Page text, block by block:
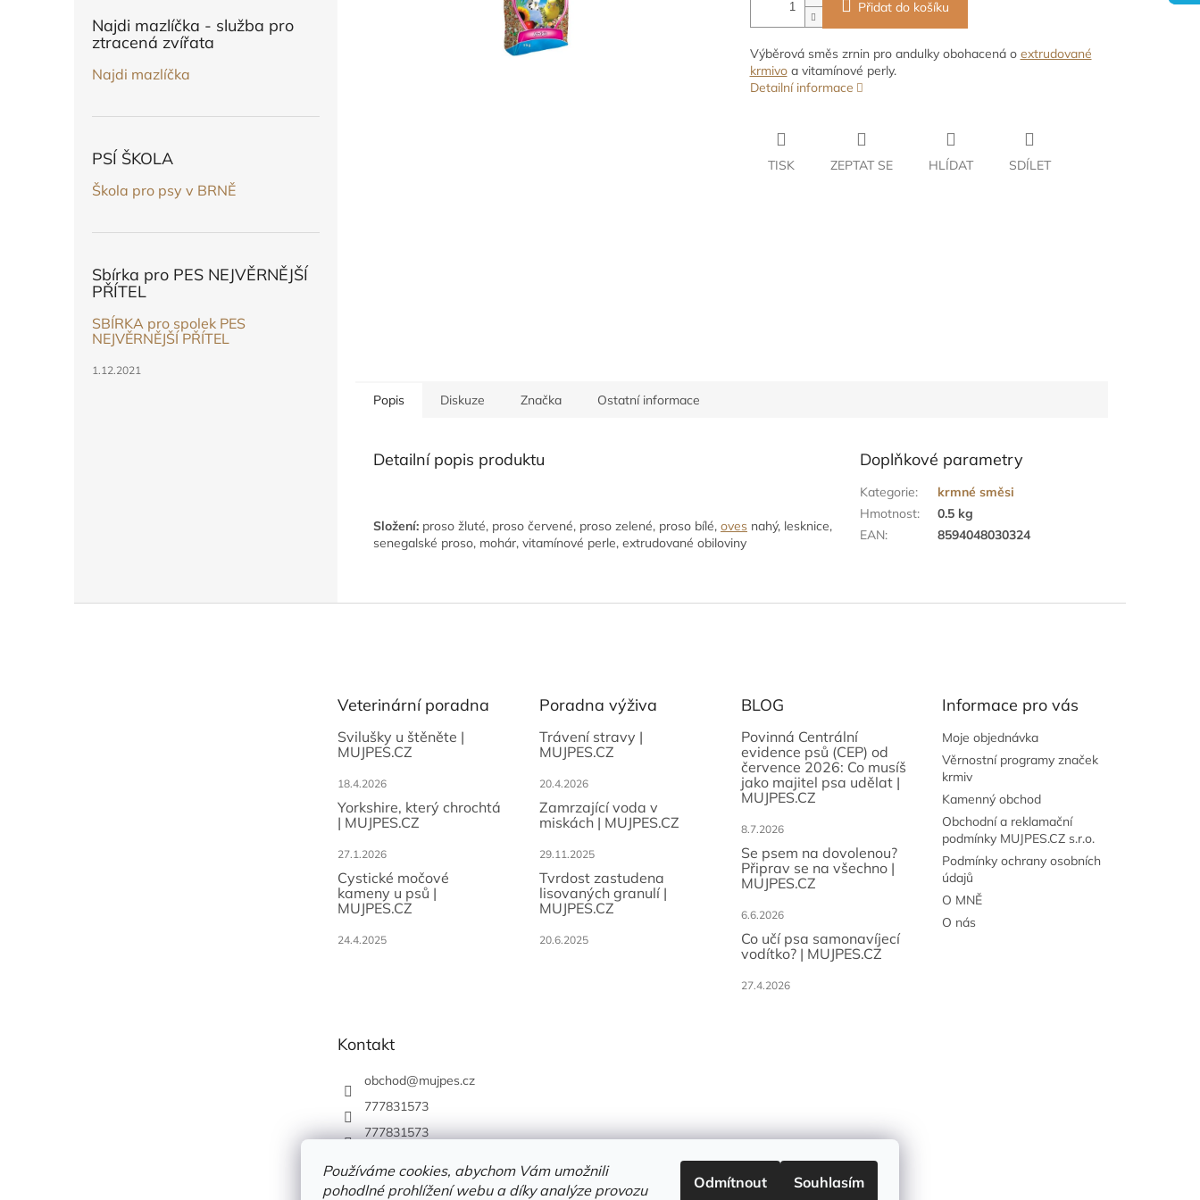
Používáme cookies, abychom Vám umožnili
pohodlné prohlížení webu a díky analýze provozu
Odmítnout Souhlasím
Najdi mazlíčka - služba pro
ztracená zvířata
Najdi mazlíčka
PSÍ ŠKOLA
Škola pro psy v BRNĚ
Sbírka pro PES NEJVĚRNĚJŠÍ
PŘÍTEL
SBÍRKA pro spolek PES
NEJVĚRNĚJŠÍ PŘÍTEL
1.12.2021
Přidat do košíku
Výběrová směs zrnin pro andulky obohacená o extrudované
krmivoa vitamínové perly.
Detailní informace
TISK ZEPTAT SE HLÍDAT SDÍLET
Popis Diskuze Značka Ostatní informace
Detailní popis produktu
Složení: proso žluté, proso červené, proso zelené, proso bílé, oves nahý, lesknice,
senegalské proso, mohár, vitamínové perle, extrudované obiloviny
Doplňkové parametry
Kategorie:
krmné směsi
Hmotnost:
0.5 kg
EAN: 8594048030324
Veterinární poradna
Svilušky u štěněte |
MUJPES.CZ
18.4.2026
Yorkshire, který chrochtá
| MUJPES.CZ
27.1.2026
Cystické močové
kameny u psů |
MUJPES.CZ
24.4.2025
Poradna výživa
Trávení stravy |
MUJPES.CZ
20.4.2026
Zamrzající voda v
miskách | MUJPES.CZ
29.11.2025
Tvrdost zastudena
lisovaných granulí |
MUJPES.CZ
20.6.2025
BLOG
Povinná Centrální
evidence psů (CEP) od
července 2026: Co musíš
jako majitel psa udělat |
MUJPES.CZ
8.7.2026
Se psem na dovolenou?
Připrav se na všechno |
MUJPES.CZ
6.6.2026
Co učí psa samonavíjecí
vodítko? | MUJPES.CZ
27.4.2026
Informace pro vás
Moje objednávka
Věrnostní programy značek
krmiv
Kamenný obchod
Obchodní a reklamační
podmínky MUJPES.CZ s.r.o.
Podmínky ochrany osobních
údajů
O MNĚ
O nás
Kontakt
obchod@mujpes.cz
777831573
777831573